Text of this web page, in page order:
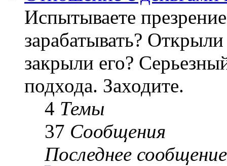
Испытываете
зарабатывать?
закрыли его?
подхода. Заходите.
4 Темы
37 Сообщения
Последнее сообщение